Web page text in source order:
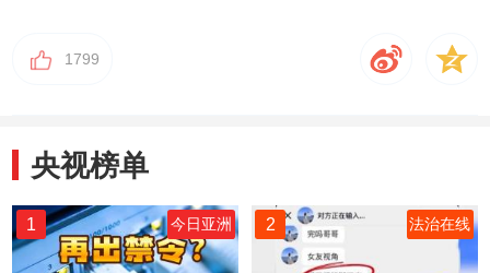
1799
央视榜单
1 今日亚洲 2 法治在线